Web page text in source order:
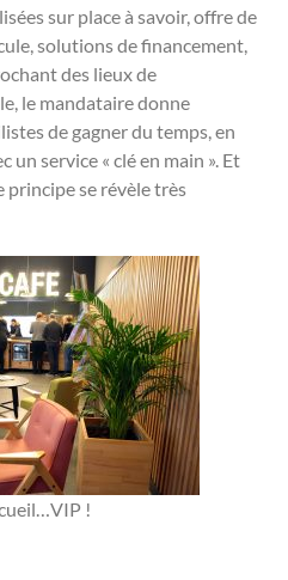
sur place à savoir, offre de
solutions de financement,
des lieux de
le mandataire donne
de gagner du temps, en
un service « clé en main ». Et
principe se révèle très
!